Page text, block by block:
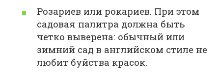
Розариев или рокариев. При этом
садовая палитра должна быть
четко выверена: обычный или
зимний сад в английском стиле не
любит буйства красок.